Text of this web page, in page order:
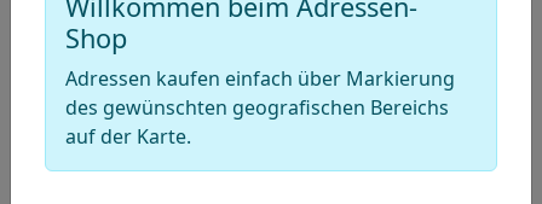
Adressen
Recyclinghöfe
(Wertstoffhof)
Shop
Adressen kaufen einfach über Markierung
des gewünschten geografischen Bereichs
auf der Karte.